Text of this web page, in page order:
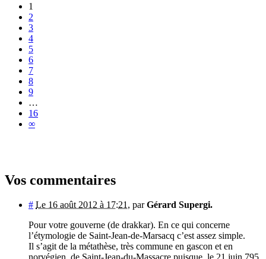
1
2
3
4
5
6
7
8
9
…
16
∞
Vos commentaires
# Le 16 août 2012 à 17:21, parGérard Supergi.
Pour votre gouverne (de drakkar). En ce qui concerne
l’étymologie de Saint-Jean-de-Marsacq c’est assez simple.
Il s’agit de la métathèse, très commune en gascon et en